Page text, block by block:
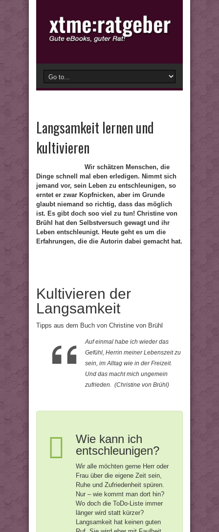
Langsamkeit lernen und
kultivieren
Wir schätzen Menschen, die
Dinge schnell mal eben erledigen. Nimmt sich
jemand vor, sein Leben zu entschleunigen, so
erntet er zwar Kopfnicken, aber im Grunde
glaubt niemand so richtig, dass das möglich
ist. Es gibt doch soo viel zu tun! Christine von
Brühl hat den Selbstversuch gewagt und ihr
Leben entschleunigt. Heute geht es um die
Erfahrungen, die die Autorin dabei gemacht hat.
Kultivieren der
Langsamkeit
Tipps aus dem Buch von Christine von Brühl
Auf einmal habe ich wieder das
Gefühl, Herrin meiner Lebenszeit zu
sein, im Alltag wie in der Freizeit.
Und das macht mich ungemein
zufrieden. (Christine von Brühl)
Wie kann ich
entschleunigen?
Wir alle möchten gerne Herr oder
Frau über die eigene Zeit sein,
Ruhe und Zufriedenheit spüren.
Nur – wie kommt man dort hin?
Wo doch die ToDo-Liste immer
länger wird statt kürzer?
Langsamkeit hat keinen guten